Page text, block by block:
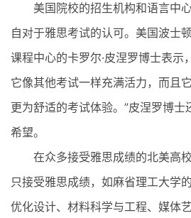
美国院校的招生机构和语言中
自对于雅思考试的认可。美国波士
课程中心的卡罗尔·皮涅罗博士表示
它像其他考试一样充满活力，而且
更为舒适的考试体验。”皮涅罗博士
希望。
在众多接受雅思成绩的北美高校
只接受雅思成绩，如麻省理工大学
优化设计、材料科学与工程、媒体